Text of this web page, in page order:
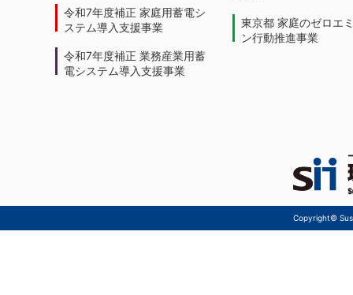
令和7年度補正 家庭用蓄電シ
ステム導入支援事業
令和7年度補正 業務産業用蓄
電システム導入支援事業
東京都 家庭のゼロエ
ン行動推進事業
Copyright©